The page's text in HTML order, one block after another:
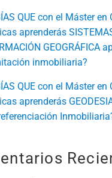
QUE con el Máster en
aprenderás
GEOGRÁFICA
inmobiliaria?
QUE con el Máster en
aprenderás